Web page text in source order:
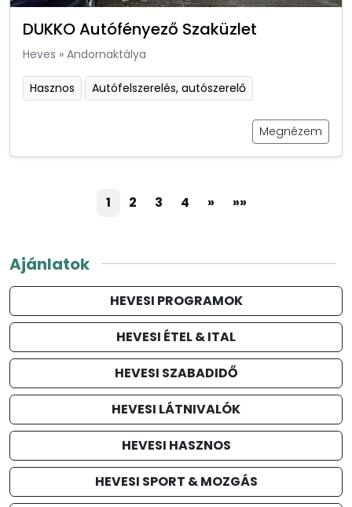
DUKKO Autófényező Szaküzlet
Heves » Andornaktálya
Hasznos Autófelszerelés, autószerelő
Megnézem
1 2 3 4 » »»
Ajánlatok
HEVESI PROGRAMOK
HEVESI ÉTEL & ITAL
HEVESI SZABADIDŐ
HEVESI LÁTNIVALÓK
HEVESI HASZNOS
HEVESI SPORT & MOZGÁS